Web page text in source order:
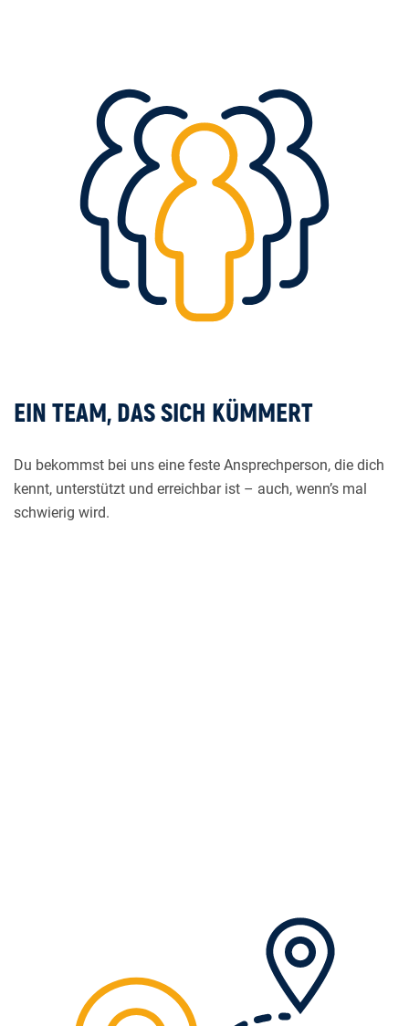
EIN TEAM, DAS SICH KÜMMERT
Du bekommst bei uns eine feste Ansprechperson, die dich
kennt, unterstützt und erreichbar ist – auch, wenn’s mal
schwierig wird.